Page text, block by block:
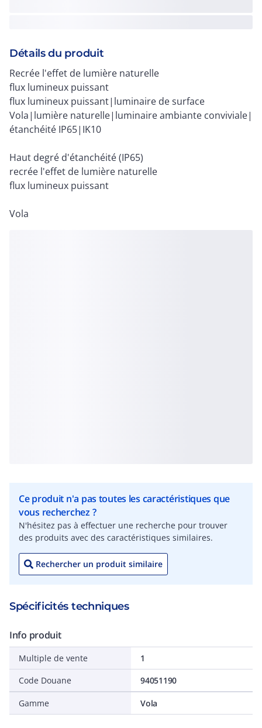
Détails du produit
Recrée l'effet de lumière naturelle
flux lumineux puissant
flux lumineux puissant|luminaire de surface
Vola|lumière naturelle|luminaire ambiante conviviale|
étanchéité IP65|IK10
Haut degré d'étanchéité (IP65)
recrée l'effet de lumière naturelle
flux lumineux puissant
Vola
Ce produit n'a pas toutes les caractéristiques que
vous recherchez ?
N'hésitez pas à effectuer une recherche pour trouver
des produits avec des caractéristiques similaires.
Rechercher un produit similaire
Spécificités techniques
Info produit
Multiple de vente
1
Code Douane
94051190
Gamme Vola